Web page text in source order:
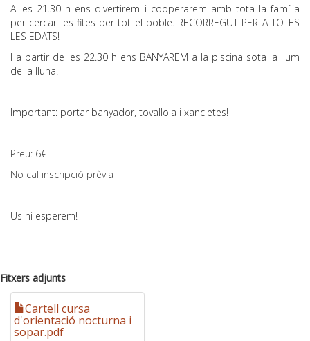
A les 21.30 h ens divertirem i cooperarem amb tota la família
per cercar les fites per tot el poble. RECORREGUT PER A TOTES
LES EDATS!
I a partir de les 22.30 h ens BANYAREM a la piscina sota la llum
de la lluna.
Important: portar banyador, tovallola i xancletes!
Preu: 6€
No cal inscripció prèvia
Us hi esperem!
Fitxers adjunts
Cartell cursa
d'orientació nocturna i
sopar.pdf